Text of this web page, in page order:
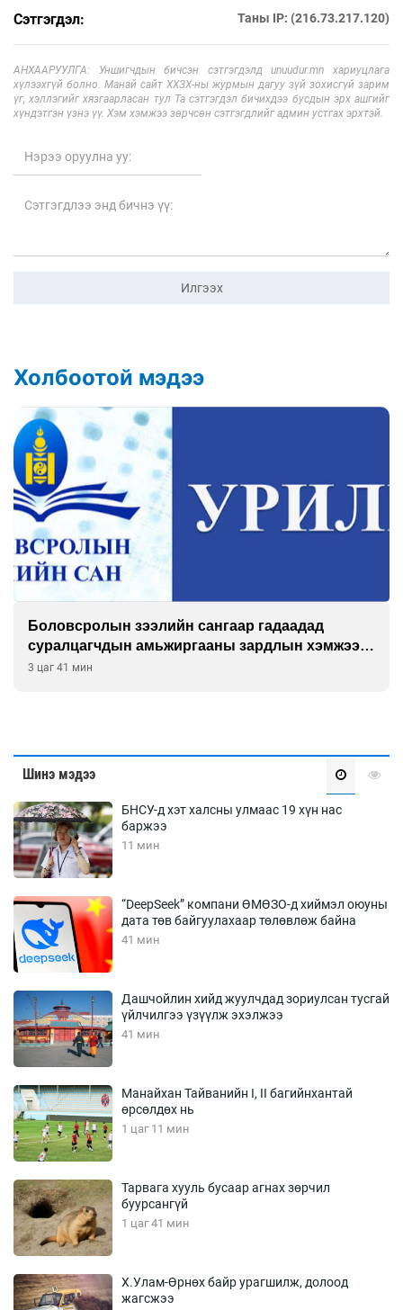
Сэтгэгдэл: Таны IP: (216.73.217.120)
АНХААРУУЛГА: Уншигчдын бичсэн сэтгэгдэлд unuudur.mn хариуцлага
хүлээхгүй болно. Манай сайт ХХЗХ-ны журмын дагуу зүй зохисгүй зарим
үг, хэллэгийг хязгаарласан тул Та сэтгэгдэл бичихдээ бусдын эрх ашгийг
хүндэтгэн үзнэ үү. Хэм хэмжээ зөрчсөн сэтгэгдлийг админ устгах эрхтэй.
Илгээх
Холбоотой мэдээ
Боловсролын зээлийн сангаар гадаадад
суралцагчдын амьжиргааны зардлын хэмжээг
шинэчлэн тогтоох нь
3 цаг 41 мин
Шинэ мэдээ
БНСУ-д хэт халсны улмаас 19 хүн нас
баржээ
11 мин
“DeepSeek” компани ӨМӨЗО-д хиймэл оюуны
дата төв байгуулахаар төлөвлөж байна
41 мин
Дашчойлин хийд жуулчдад зориулсан тусгай
үйлчилгээ үзүүлж эхэлжээ
41 мин
Манайхан Тайванийн I, II багийнхантай
өрсөлдөх нь
1 цаг 11 мин
Тарвага хууль бусаар агнах зөрчил
буурсангүй
1 цаг 41 мин
Х.Улам-Өрнөх байр урагшилж, долоод
жагсжээ